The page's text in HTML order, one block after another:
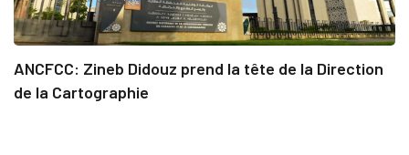
ANCFCC: Zineb Didouz prend la tête de la Direction
de la Cartographie